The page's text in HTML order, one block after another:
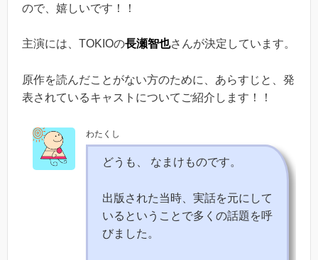
ので、嬉しいです！！
主演には、TOKIOの長瀬智也さんが決定しています。
原作を読んだことがない方のために、あらすじと、発
表されているキャストについてご紹介します！！
わたくし
どうも、 なまけものです。
出版された当時、実話を元にして
いるということで多くの話題を呼
びました。